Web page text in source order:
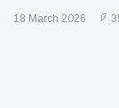
18 March 2026